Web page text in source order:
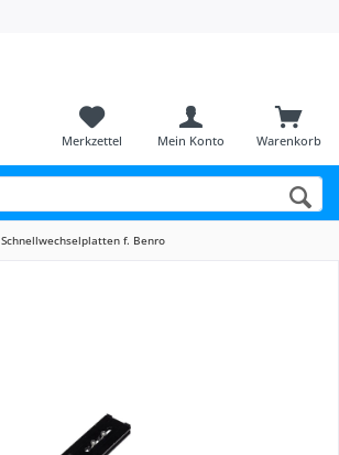
Warenkorb
Merkzettel Mein Konto
Schnellwechselplatten f. Benro